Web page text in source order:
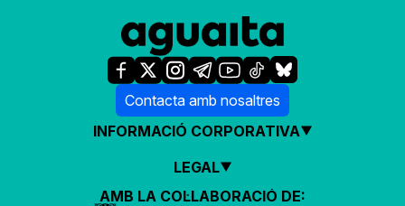
Contacta amb nosaltres
INFORMACIÓ CORPORATIVA
LEGAL
AMB LA COL·LABORACIÓ DE: